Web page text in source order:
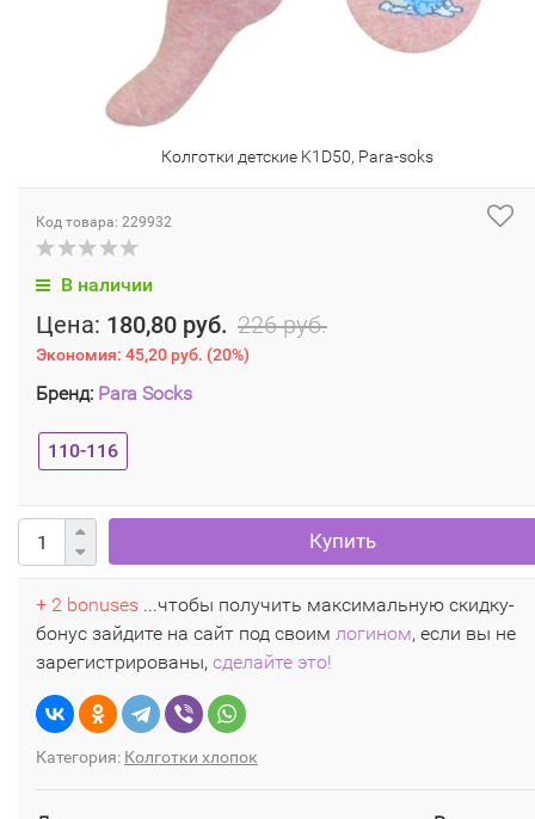
Колготки детские K1D50, Para-soks
Код товара: 229932
В наличии
Цена: 180,80 руб. 226 руб.
Экономия: 45,20 руб. (20%)
Бренд: Para Socks
110-116
Купить
+ 2 bonuses ...чтобы получить максимальную скидку-
бонус зайдите на сайт под своим логином, если вы не
зарегистрированы, сделайте это!
Категория: Колготки хлопок